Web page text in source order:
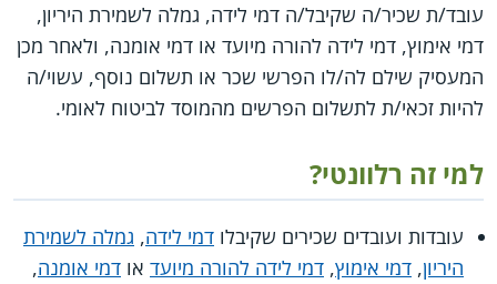
עובד/ת שכיר/ה שקיבל/ה דמי לידה, גמלה לשמירת היריון,
דמי אימוץ, דמי לידה להורה מיועד או דמי אומנה, ולאחר מכן
המעסיק שילם לה/לו הפרשי שכר או תשלום נוסף, עשוי/ה
להיות זכאי/ת לתשלום הפרשים מהמוסד לביטוח לאומי.
למי זה רלוונטי?
עובדות ועובדים שכירים שקיבלו דמי לידה, גמלה לשמירת
היריון, דמי אימוץ, דמי לידה להורה מיועד או דמי אומנה,